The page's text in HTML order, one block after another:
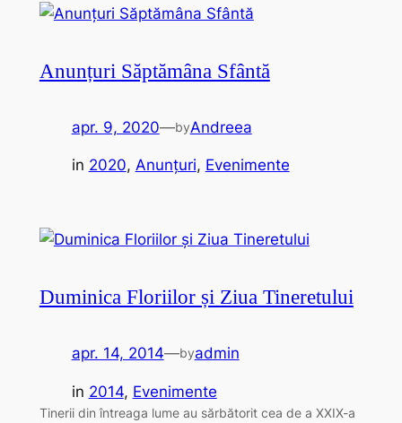
Anunțuri Săptămâna Sfântă
apr. 9, 2020—byAndreea
in 2020, Anunțuri, Evenimente
Duminica Floriilor și Ziua Tineretului
apr. 14, 2014—byadmin
in 2014, Evenimente
Tinerii din întreaga lume au sărbătorit cea de a XXIX-a